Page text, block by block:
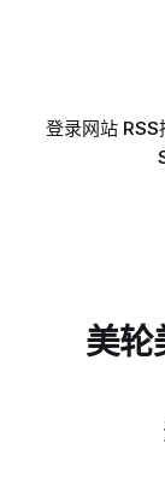
登录网站 RSS
美轮